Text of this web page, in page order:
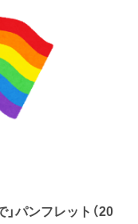
パンフレット（20